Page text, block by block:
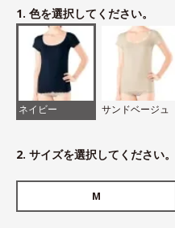
1. 色を選択してください。
ネイビー サンドベージュ
2. サイズを選択してください。
M